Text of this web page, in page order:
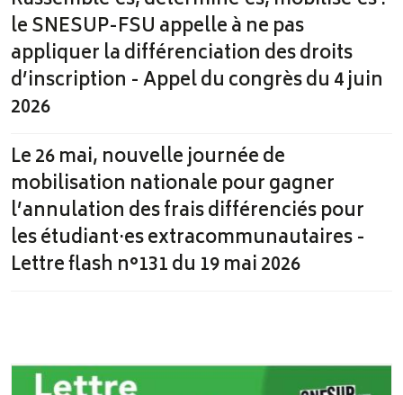
le SNESUP-FSU appelle à ne pas
appliquer la différenciation des droits
d’inscription - Appel du congrès du 4 juin
2026
Le 26 mai, nouvelle journée de
mobilisation nationale pour gagner
l’annulation des frais différenciés pour
les étudiant·es extracommunautaires -
Lettre flash n°131 du 19 mai 2026